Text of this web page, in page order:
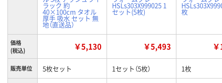
ラック 約
40×100cm タオル
厚手 吸水 セット 無
地（直送品）
HSLs303X999025 1
セット(5枚) 枚
価格
(税込)
￥5,130 ￥5,493
販売単位 5枚セット 1セット（5枚） 1枚